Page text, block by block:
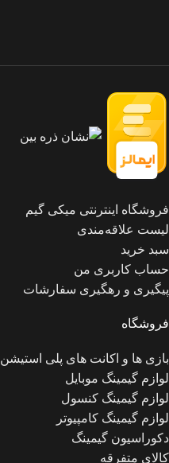
فروشگاه اینترنتی میکی گیم
لیست علاقه‌مندی
سبد خرید
حساب کاربری من
پیگیری و رهگیری سفارشات
فروشگاه
بازی ها و اکانت های پلی استیشن
لوازم گیمینگ موبایل
لوازم گیمینگ کنسول
لوازم گیمینگ کامپیوتر
دکوراسیون گیمینگ
کالای متفرقه